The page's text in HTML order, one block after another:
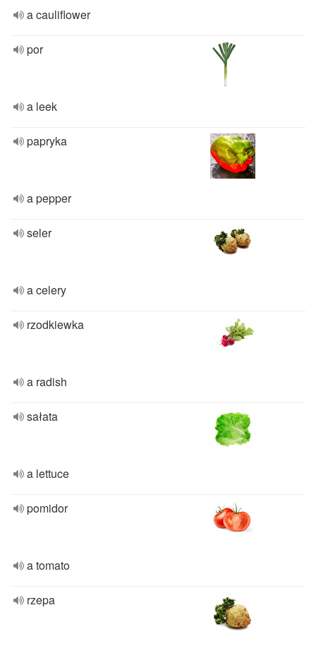
a cauliflower
por
a leek
papryka
a pepper
seler
a celery
rzodkiewka
a radish
sałata
a lettuce
pomidor
a tomato
rzepa